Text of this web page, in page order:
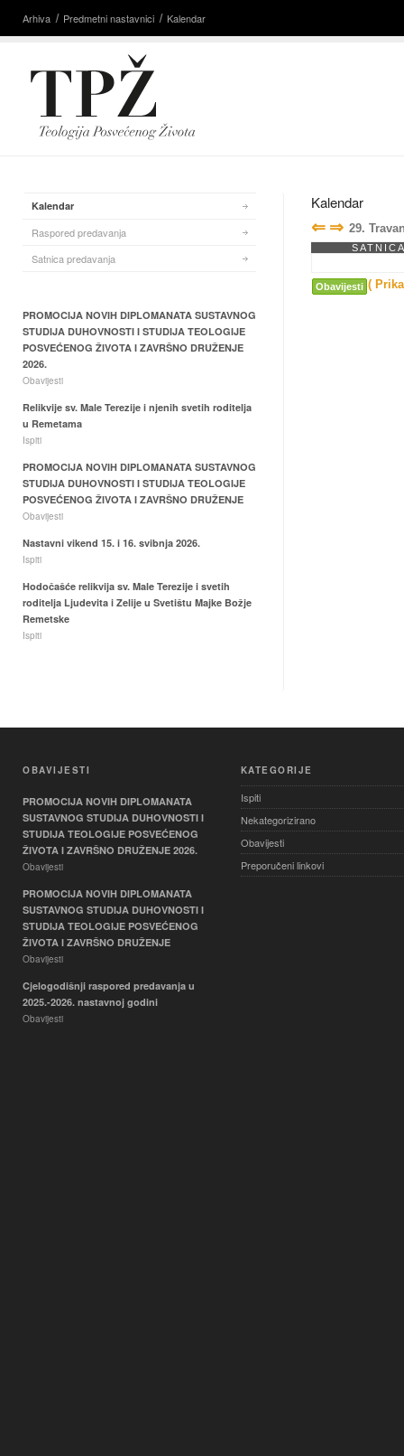
Arhiva Predmetni nastavnici Kalendar
Kalendar
⇐ ⇒ 29.
Obavijesti (
Kalendar
Raspored predavanja
Satnica predavanja
PROMOCIJA NOVIH DIPLOMANATA SUSTAVNOG
STUDIJA DUHOVNOSTI I STUDIJA TEOLOGIJE
POSVEĆENOG ŽIVOTA I ZAVRŠNO DRUŽENJE
2026.
Obavijesti
Relikvije sv. Male Terezije i njenih svetih roditelja
u Remetama
Ispiti
PROMOCIJA NOVIH DIPLOMANATA SUSTAVNOG
STUDIJA DUHOVNOSTI I STUDIJA TEOLOGIJE
POSVEĆENOG ŽIVOTA I ZAVRŠNO DRUŽENJE
Obavijesti
Nastavni vikend 15. i 16. svibnja 2026.
Ispiti
Hodočašće relikvija sv. Male Terezije i svetih
roditelja Ljudevita i Zelije u Svetištu Majke Božje
Remetske
Ispiti
OBAVIJESTI
PROMOCIJA NOVIH DIPLOMANATA
SUSTAVNOG STUDIJA DUHOVNOSTI I
STUDIJA TEOLOGIJE POSVEĆENOG
ŽIVOTA I ZAVRŠNO DRUŽENJE 2026.
Obavijesti
PROMOCIJA NOVIH DIPLOMANATA
SUSTAVNOG STUDIJA DUHOVNOSTI I
STUDIJA TEOLOGIJE POSVEĆENOG
ŽIVOTA I ZAVRŠNO DRUŽENJE
Obavijesti
Cjelogodišnji raspored predavanja u
2025.-2026. nastavnoj godini
Obavijesti
KATEGORIJE
Ispiti
Nekategorizirano
Obavijesti
Preporučeni linkovi